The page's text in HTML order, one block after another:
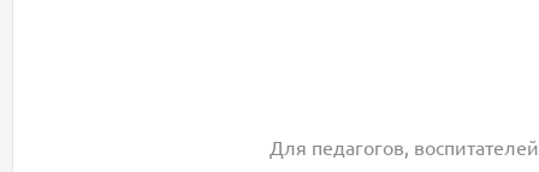
Для педагогов,